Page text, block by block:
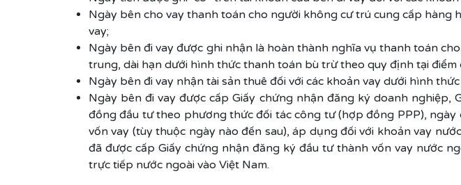
Ngày bên cho vay thanh toán cho người không cư trú cung cấp hàng
vay;
Ngày bên đi vay được ghi nhận là hoàn thành nghĩa vụ thanh toán
trung, dài hạn dưới hình thức thanh toán bù trừ theo quy định tại điểm
Ngày bên đi vay nhận tài sản thuê đối với các khoản vay dưới hình
Ngày bên đi vay được cấp Giấy chứng nhận đăng ký doanh
đồng đầu tư theo phương thức đối tác công tư (hợp đồng PPP),
vốn vay (tùy thuộc ngày nào đến sau), áp dụng đối với khoản vay
đã được cấp Giấy chứng nhận đăng ký đầu tư thành vốn vay nước
trực tiếp nước ngoài vào Việt Nam.